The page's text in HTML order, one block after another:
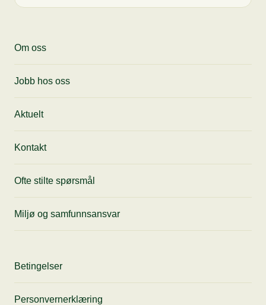
Motta siste nytt, få tips til anledninger og
Om oss
Jobb hos oss
Aktuelt
Kontakt
Ofte stilte spørsmål
Miljø og samfunnsansvar
Betingelser
Personvernerklæring